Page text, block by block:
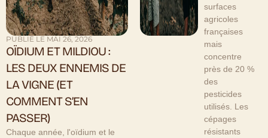
PUBLIÉ LE MAI 26, 2026
OÏDIUM ET MILDIOU :
LES DEUX ENNEMIS DE
LA VIGNE (ET
COMMENT S’EN
PASSER)
Chaque année, l'oïdium et le
surfaces
agricoles
françaises
mais
concentre
près de 20 %
des
pesticides
utilisés. Les
cépages
résistants